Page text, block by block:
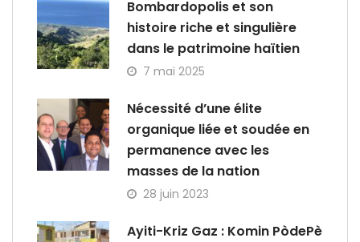
Bombardopolis et son
histoire riche et singulière
dans le patrimoine haïtien
7 mai 2025
Nécessité d’une élite
organique liée et soudée en
permanence avec les
masses de la nation
28 juin 2023
Ayiti-Kriz Gaz : Komin PòdePè